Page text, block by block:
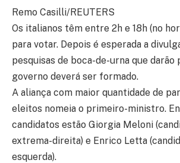
Remo Casilli/REUTERS
Os italianos têm entre 2h e 18h (no
para votar. Depois é esperada a
pesquisas de boca-de-urna que darão
governo deverá ser formado.
A aliança com maior quantidade de
eleitos nomeia o primeiro-ministro.
candidatos estão Giorgia Meloni
extrema-direita) e Enrico Letta
esquerda).